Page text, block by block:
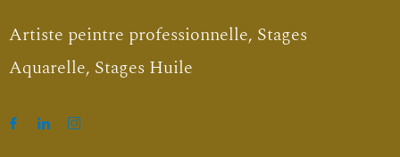
Artiste peintre professionnelle, Stages
Aquarelle, Stages Huile